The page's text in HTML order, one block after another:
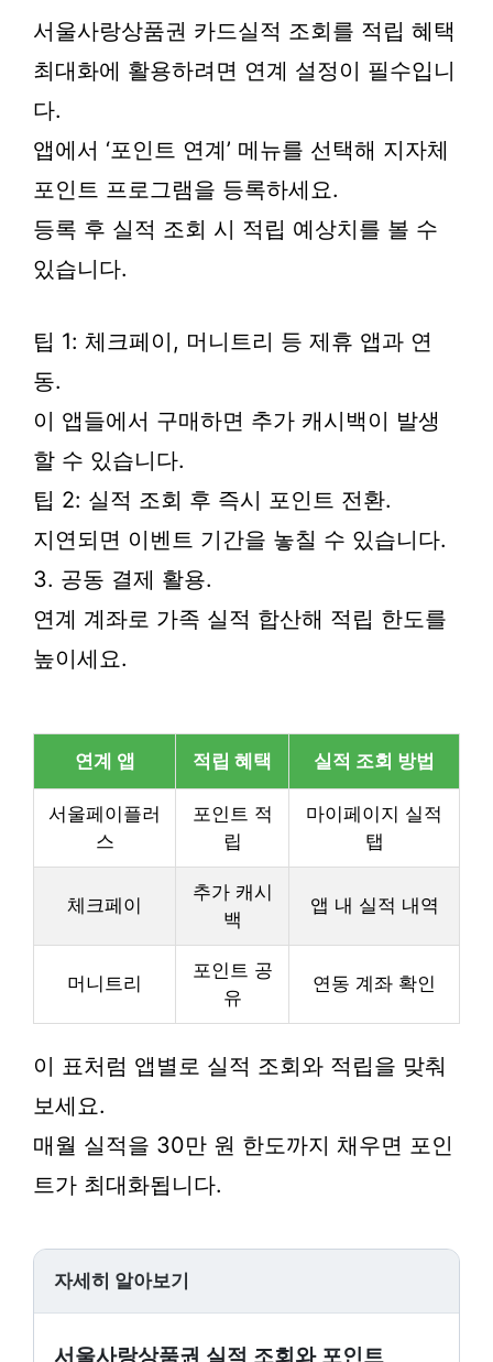
서울사랑상품권 카드실적 조회를 적립 혜택
최대화에 활용하려면 연계 설정이 필수입니
다.
앱에서 ‘포인트 연계’ 메뉴를 선택해 지자체
포인트 프로그램을 등록하세요.
등록 후 실적 조회 시 적립 예상치를 볼 수
있습니다.
팁 1: 체크페이, 머니트리 등 제휴 앱과 연
동.
이 앱들에서 구매하면 추가 캐시백이 발생
할 수 있습니다.
팁 2: 실적 조회 후 즉시 포인트 전환.
지연되면 이벤트 기간을 놓칠 수 있습니다.
3. 공동 결제 활용.
연계 계좌로 가족 실적 합산해 적립 한도를
높이세요.
연계 앱 적립 혜택 실적 조회 방법
서울페이플러
스
포인트 적
립
마이페이지 실적
탭
체크페이
추가 캐시
백
앱 내 실적 내역
머니트리
포인트 공
유
연동 계좌 확인
이 표처럼 앱별로 실적 조회와 적립을 맞춰
보세요.
매월 실적을 30만 원 한도까지 채우면 포인
트가 최대화됩니다.
자세히 알아보기
서울사랑상품권 실적 조회와 포인트